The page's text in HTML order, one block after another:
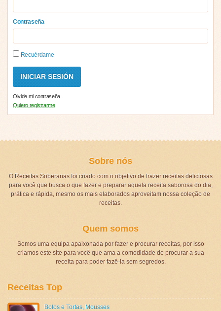
Contraseña
Recuérdame
Olvide mi contraseña
Quiero registrarme
Sobre nós
O Receitas Soberanas foi criado com o objetivo de trazer receitas deliciosas
para você que busca o que fazer e preparar aquela receita saborosa do dia,
prática e rápida, mesmo os mais elaborados aproveitam nossa coleção de
receitas.
Quem somos
Somos uma equipa apaixonada por fazer e procurar receitas, por isso
criamos este site para você que ama a comodidade de procurar a sua
receita para poder fazê-la sem segredos.
Receitas Top
Bolos e Tortas, Mousses